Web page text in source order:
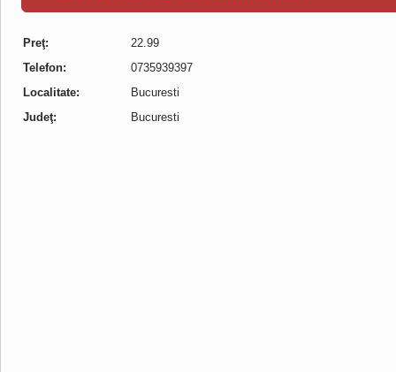
Preţ:
22.99
Telefon:
0735939397
Localitate:
Bucuresti
Judeţ:
Bucuresti